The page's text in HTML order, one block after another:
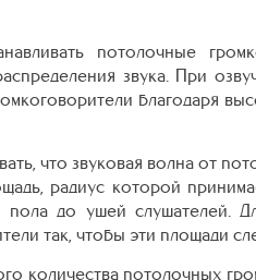
потолочные
звука. При
благодаря
что звуковая волна от
радиус которой
до ушей слушателей.
так, чтобы эти площади
количества потолочных